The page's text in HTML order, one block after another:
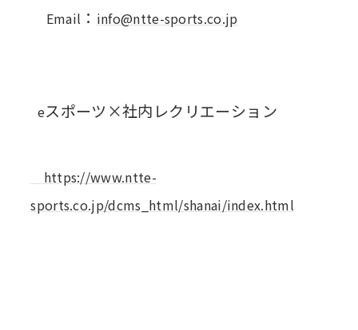
Email ： info@ntte-sports.co.jp
eスポーツ×社内レクリエーション
https://www.ntte-
sports.co.jp/dcms_html/shanai/index.html